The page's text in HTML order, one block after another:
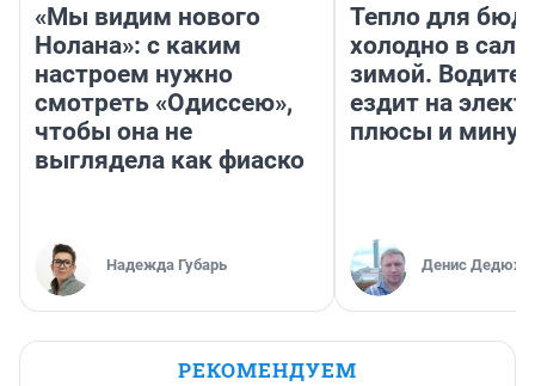
«Мы видим нового
Нолана»: с каким
настроем нужно
смотреть «Одиссею»,
чтобы она не
выглядела как фиаско
Надежда Губарь
Тепло для
холодно в
зимой.
ездит на
плюсы и
Денис
РЕКОМЕНДУЕМ